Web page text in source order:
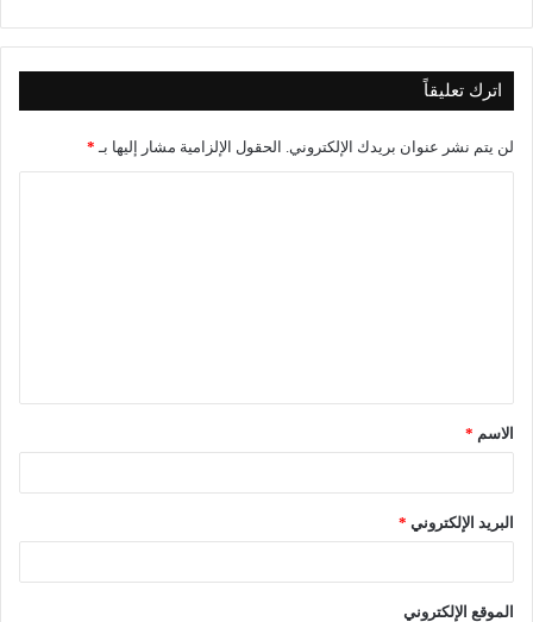
اترك تعليقاً
لن يتم نشر عنوان بريدك الإلكتروني. الحقول الإلزامية مشار إليها بـ *
ق
*الاسم *
البريد الإلكتروني *
الموقع الإلكتروني